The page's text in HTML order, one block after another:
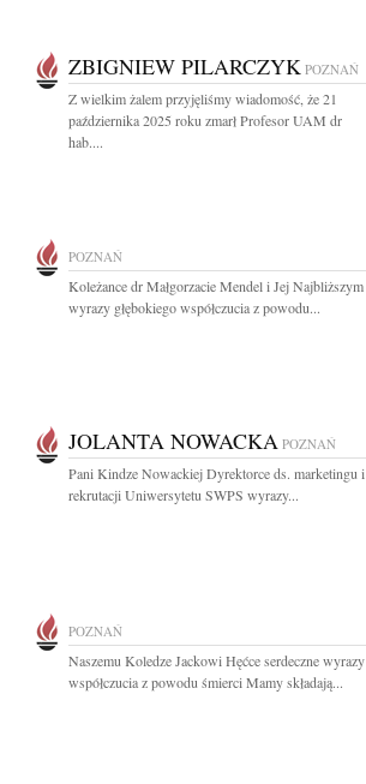
ZBIGNIEW PILARCZYK POZNAŃ
Z wielkim żalem przyjęliśmy wiadomość, że 21
października 2025 roku zmarł Profesor UAM dr
hab....
POZNAŃ
Koleżance dr Małgorzacie Mendel i Jej Najbliższym
wyrazy głębokiego współczucia z powodu...
JOLANTA NOWACKA POZNAŃ
Pani Kindze Nowackiej Dyrektorce ds. marketingu i
rekrutacji Uniwersytetu SWPS wyrazy...
POZNAŃ
Naszemu Koledze Jackowi Hęćce serdeczne wyrazy
współczucia z powodu śmierci Mamy składają...